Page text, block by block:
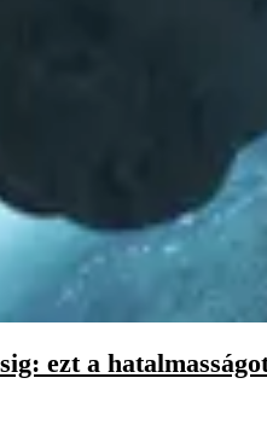
ezt a